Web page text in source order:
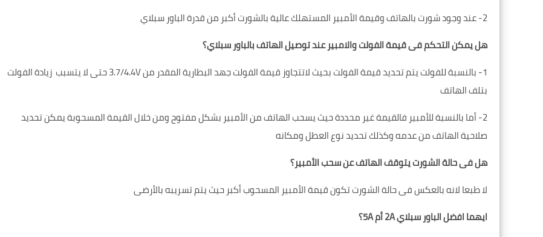
2- عند وجود شورت بالهاتف وقيمة الأمبير المستهلك عالية بالشورت أكبر من قدرة الباور سبلاي
هل يمكن التحكم فى قيمة الفولت والامبير عند توصيل الهاتف بالباور سبلاي؟
1- بالنسبة للفولت يتم تحديد قيمة الفولت بحيث لاتتجاوز قيمة الفولت جهد البطارية المقدر من 3.7/4.4V حتى لا يتسبب زيادة الفولت
بتلف الهاتف
2- أما بالنسبة للأمبير فالقيمة غير محددة حيث يسحب الهاتف من الأمبير بشكل مفتوح ومن خلال القيمة المسحوبة يمكن تحديد
صلاحية الهاتف من عدمه وكذلك تحديد نوع العطل ومكانه
هل فى حالة الشورت يتوقف الهاتف عن سحب الأمبير؟
لا طبعا لانه بالعكس فى حالة الشورت تكون قيمة الأمبير المسحوب أكبر حيث يتم تسريبه بالأرضى
ايهما افضل الباور سبلاي 2A أم 5A؟